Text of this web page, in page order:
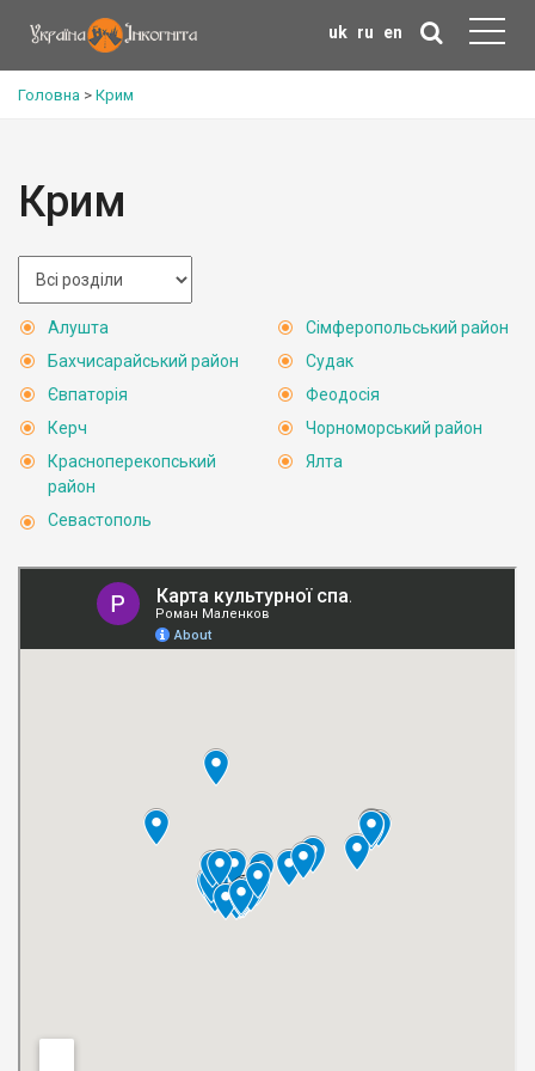
uk ru en
Головна > Крим
Крим
Алушта
Бахчисарайський район
Євпаторія
Керч
Красноперекопський
район
Севастополь
Сімферопольський район
Судак
Феодосія
Чорноморський район
Ялта